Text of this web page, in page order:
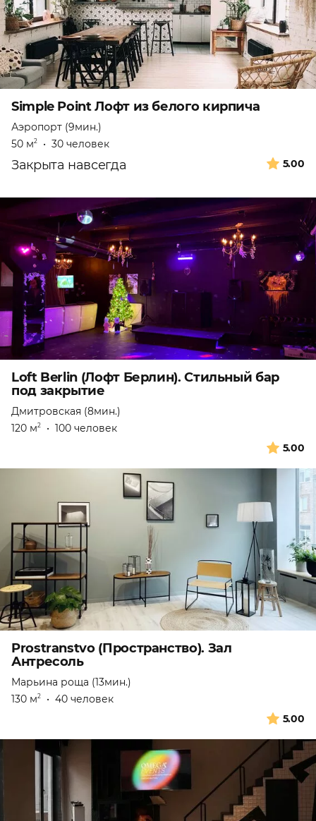
Simple Point Лофт из белого кирпича
Аэропорт (9мин.)
50 м2 • 30 человек
5.00
Закрыта навсегда
Loft Berlin (Лофт Берлин). Стильный бар
под закрытие
Дмитровская (8мин.)
120 м2 • 100 человек
5.00
Prostranstvo (Пространство). Зал
Антресоль
Марьина роща (13мин.)
130 м2 • 40 человек
5.00